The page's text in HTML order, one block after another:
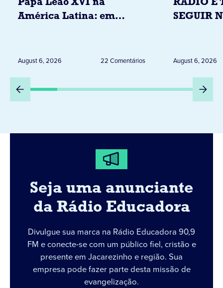
Papa Leão XVI na
América Latina: em
Peru
August 6, 2026 22 Comentários
RÁDIO E
SEGUIR
DESTA
August 6, 2026
Seja uma anunciante
da Rádio Educadora
Divulgue sua marca na Rádio Educadora 90,9
FM e conecte-se com um público fiel, cristão e
presente em Jacarezinho e região. Sua
empresa pode fazer parte desta missão de
evangelização.